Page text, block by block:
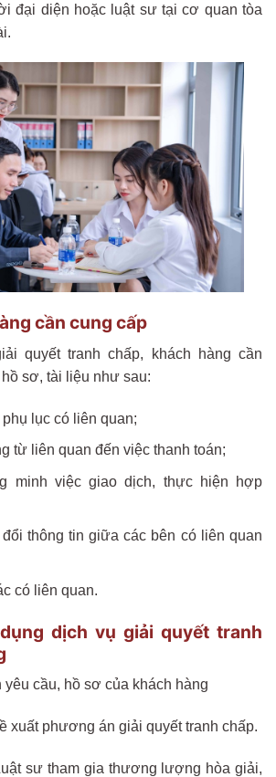
đại diện hoặc luật sư tại cơ quan tòa
cần cung cấp
quyết tranh chấp, khách hàng cần
sơ, tài liệu như sau:
lục có liên quan;
từ liên quan đến việc thanh toán;
minh việc giao dịch, thực hiện hợp
thông tin giữa các bên có liên quan
có liên quan.
dịch vụ giải quyết tranh
cầu, hồ sơ của khách hàng
xuất phương án giải quyết tranh chấp.
sư tham gia thương lượng hòa giải,